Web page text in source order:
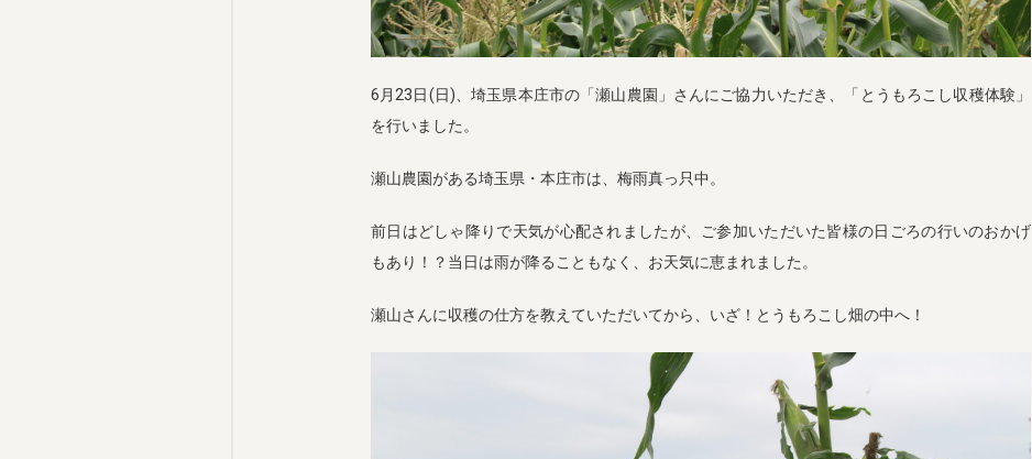
6月23日(日)、埼玉県本庄市の「瀬山農園」さんにご協力いただき、「とうもろこし収穫体験」
を行いました。
瀬山農園がある埼玉県・本庄市は、梅雨真っ只中。
前日はどしゃ降りで天気が心配されましたが、ご参加いただいた皆様の日ごろの行いのおかげ
もあり！？当日は雨が降ることもなく、お天気に恵まれました。
瀬山さんに収穫の仕方を教えていただいてから、いざ！とうもろこし畑の中へ！